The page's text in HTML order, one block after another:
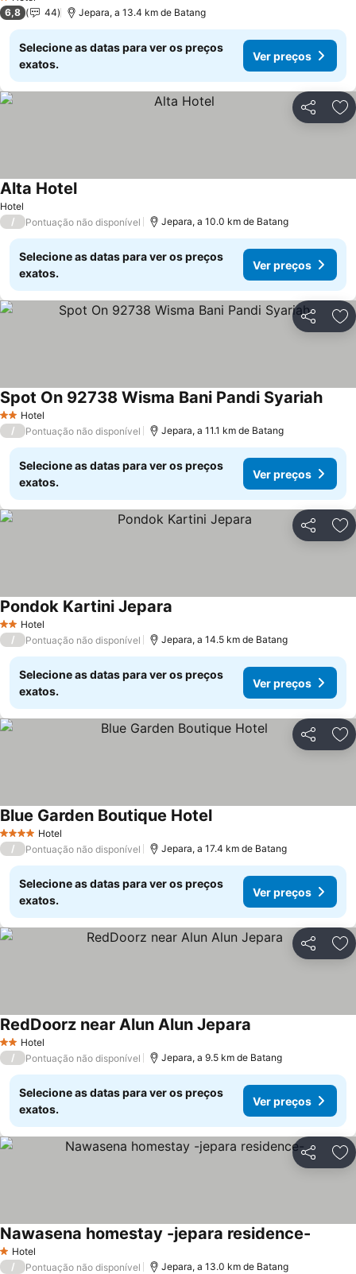
1 Estrelas
6,8
44 Jepara, a 13.4 km de Batang
Selecione as datas para ver os preços
exatos.
Ver preços
Partilhar
Hotel
Alta HotelVer preços
/ Pontuação não disponível Jepara, a 10.0 km de Batang
Selecione as datas para ver os preços
exatos.
Ver preços
Partilhar
2 Estrelas
Hotel
Spot On 92738 Wisma Bani Pandi SyariahVer
/ Pontuação não disponível Jepara, a 11.1 km de Batang
Selecione as datas para ver os preços
exatos.
Ver preços
Partilhar
2 Estrelas
Hotel
Pondok Kartini Jepara
/ Pontuação não disponível Jepara, a 14.5 km de Batang
Selecione as datas para ver os preços
exatos.
Ver preços
Partilhar
4 EstrelasHotel
Blue Garden Boutique HotelVer preços
/ Pontuação não disponível Jepara, a 17.4 km de Batang
Selecione as datas para ver os preços
exatos.
Ver preços
Partilhar
2 Estrelas
Hotel
RedDoorz near Alun Alun Jepara
/ Pontuação não disponível Jepara, a 9.5 km de Batang
Selecione as datas para ver os preços
exatos.
Ver preços
Partilhar
1 Estrelas
Hotel
Nawasena homestay -jepara residence-
/ Pontuação não disponível Jepara, a 13.0 km de Batang